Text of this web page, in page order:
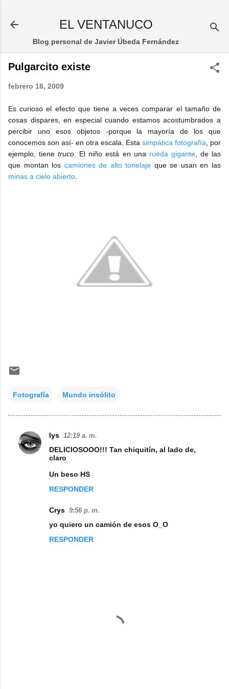
EL VENTANUCO
Blog personal de Javier Úbeda Fernández
Pulgarcito existe
febrero 16, 2009
Es curioso el efecto que tiene a veces comparar el tamaño de
cosas dispares, en especial cuando estamos acostumbrados a
percibir uno esos objetos -porque la mayoría de los que
conocemos son así- en otra escala. Esta simpática fotografía , por
ejemplo, tienetruco . El niño está en una rueda gigante, de las
que montan los camiones de alto tonelaje que se usan en las
minas a cielo abierto
Fotografía Mundo insólito
C
lys 12:19 a. m.
DELICIOSOOO!!! Tan chiquitín, al lado de,
claro
Un beso HS
RESPONDER
Crys 9:56 p. m.
yo quiero un camión de esos O_O
RESPONDER